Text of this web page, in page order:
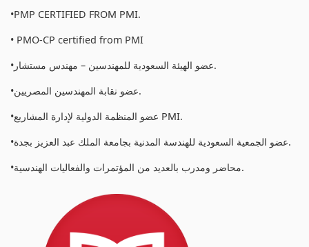
•PMP CERTIFIED FROM PMI.
• PMO-CP certified from PMI
•عضو الهيئة السعودية للمهندسين – مهندس مستشار.
•عضو نقابة المهندسين المصريين.
•عضو المنظمة الدولية لإدارة المشاريع PMI.
•عضو الجمعية السعودية للهندسة المدنية بجامعة الملك عبد العزيز بجدة.
•محاضر ومدرب بالعديد من المؤتمرات والفعاليات الهندسية.